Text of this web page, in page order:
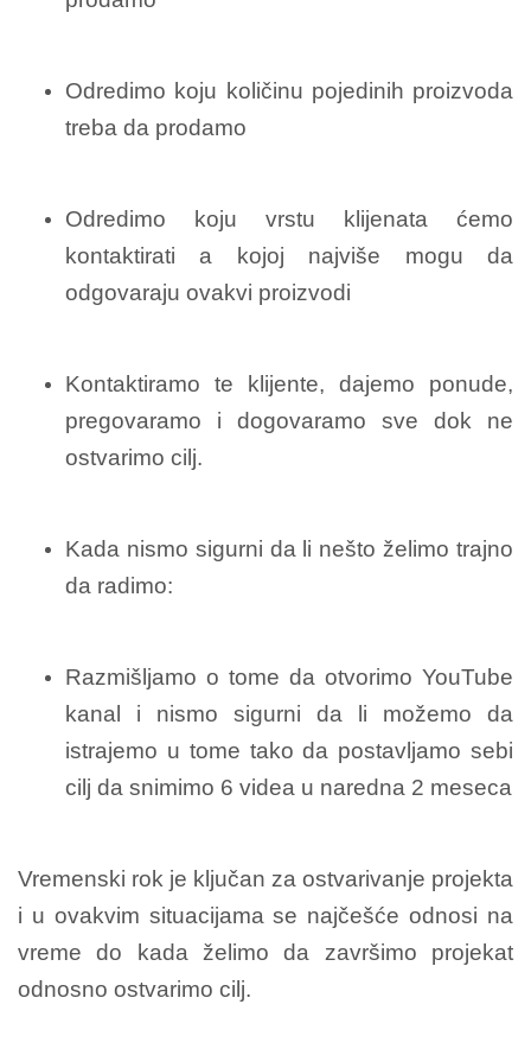
Odredimo koju količinu pojedinih proizvoda
treba da prodamo
Odredimo koju vrstu klijenata ćemo
kontaktirati a kojoj najviše mogu da
odgovaraju ovakvi proizvodi
Kontaktiramo te klijente, dajemo ponude,
pregovaramo i dogovaramo sve dok ne
ostvarimo cilj.
Kada nismo sigurni da li nešto želimo trajno
da radimo:
Razmišljamo o tome da otvorimo YouTube
kanal i nismo sigurni da li možemo da
istrajemo u tome tako da postavljamo sebi
cilj da snimimo 6 videa u naredna 2 meseca
Vremenski rok je ključan za ostvarivanje projekta
i u ovakvim situacijama se najčešće odnosi na
vreme do kada želimo da završimo projekat
odnosno ostvarimo cilj.